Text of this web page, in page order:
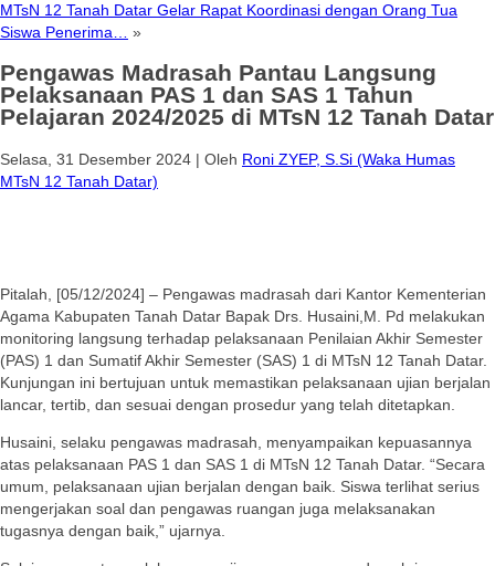
MTsN 12 Tanah Datar Gelar Rapat Koordinasi dengan Orang Tua
Siswa Penerima…
»
Pengawas Madrasah Pantau Langsung
Pelaksanaan PAS 1 dan SAS 1 Tahun
Pelajaran 2024/2025 di MTsN 12 Tanah Datar
Selasa, 31 Desember 2024 | Oleh Roni ZYEP, S.Si (Waka Humas
MTsN 12 Tanah Datar)
Pitalah, [05/12/2024] – Pengawas madrasah dari Kantor Kementerian
Agama Kabupaten Tanah Datar Bapak Drs. Husaini,M. Pd melakukan
monitoring langsung terhadap pelaksanaan Penilaian Akhir Semester
(PAS) 1 dan Sumatif Akhir Semester (SAS) 1 di MTsN 12 Tanah Datar.
Kunjungan ini bertujuan untuk memastikan pelaksanaan ujian berjalan
lancar, tertib, dan sesuai dengan prosedur yang telah ditetapkan.
Husaini, selaku pengawas madrasah, menyampaikan kepuasannya
atas pelaksanaan PAS 1 dan SAS 1 di MTsN 12 Tanah Datar. “Secara
umum, pelaksanaan ujian berjalan dengan baik. Siswa terlihat serius
mengerjakan soal dan pengawas ruangan juga melaksanakan
tugasnya dengan baik,” ujarnya.